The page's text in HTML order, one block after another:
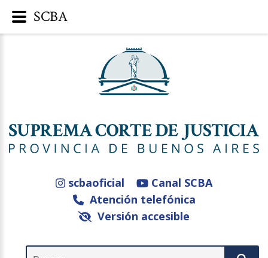
scbaoficial
Canal SCBA
Atención telefónica
Versión accesible
SCBA